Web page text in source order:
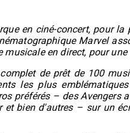
en ciné-concert, pour
Marvel
en direct, pour
de prêt de 100
les plus
préférés – des Avengers
et bien d'autres – sur un